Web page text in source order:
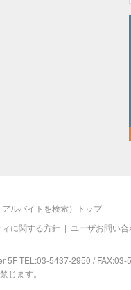
ルバイトを検索）トップ
に関する方針 | ユーザお問い
5F TEL:03-5437-2950 / FAX:03-
ます。